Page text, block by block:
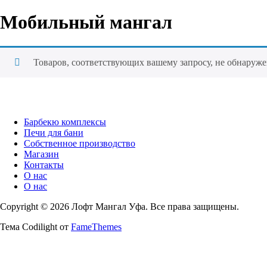
Мобильный мангал
Товаров, соответствующих вашему запросу, не
Барбекю комплексы
Печи для бани
Собственное производство
Магазин
Контакты
О нас
О нас
Copyright © 2026 Лофт Мангал Уфа. Все права защищены.
Тема Codilight от FameThemes